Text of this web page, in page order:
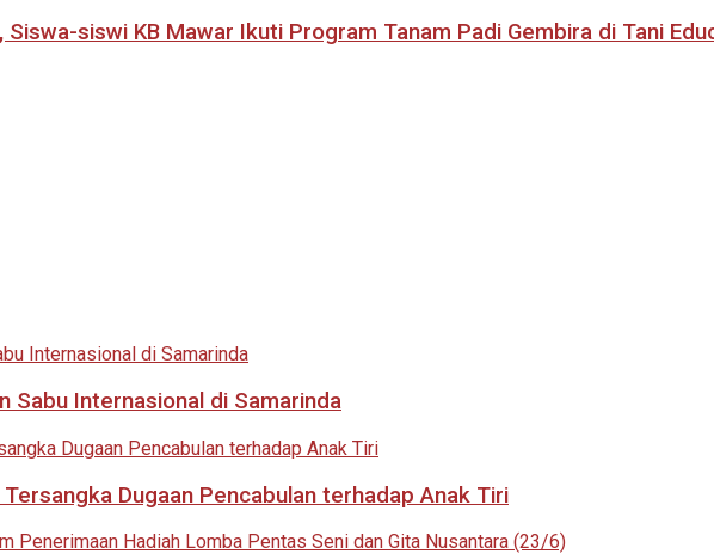
Siswa-siswi KB Mawar Ikuti Program Tanam Padi Gembira di Tani
Sabu Internasional di Samarinda
Dugaan Pencabulan terhadap Anak Tiri